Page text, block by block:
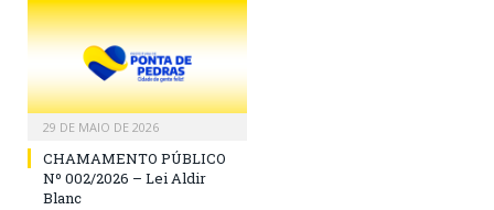
29 DE MAIO DE 2026
CHAMAMENTO PÚBLICO
Nº 002/2026 – Lei Aldir
Blanc